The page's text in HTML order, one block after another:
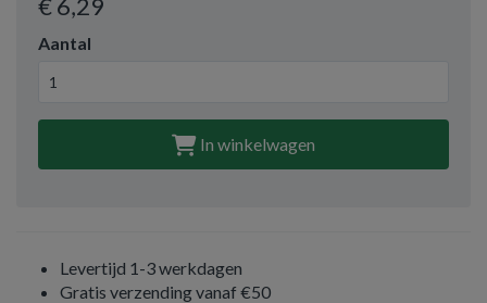
€ 6,29
Aantal
In winkelwagen
Levertijd 1-3 werkdagen
Gratis verzending vanaf €50